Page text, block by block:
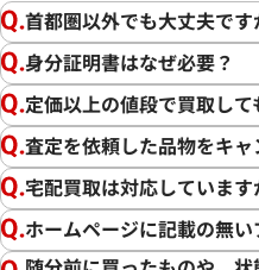
首都圏以外でも大丈夫です
身分証明書はなぜ必要？
定価以上の値段で買取して
査定を依頼した品物をキ
宅配買取は対応しています
ホームページに記載の無